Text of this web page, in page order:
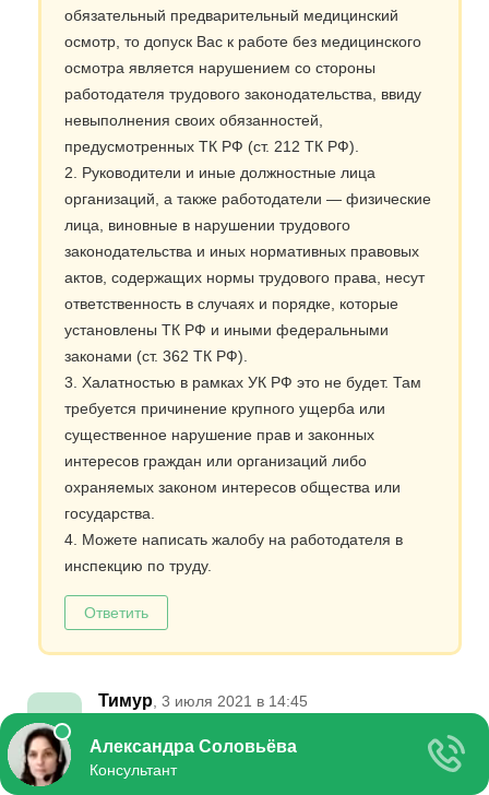
обязательный предварительный медицинский
осмотр, то допуск Вас к работе без медицинского
осмотра является нарушением со стороны
работодателя трудового законодательства, ввиду
невыполнения своих обязанностей,
предусмотренных ТК РФ (ст. 212 ТК РФ).
2. Руководители и иные должностные лица
организаций, а также работодатели — физические
лица, виновные в нарушении трудового
законодательства и иных нормативных правовых
актов, содержащих нормы трудового права, несут
ответственность в случаях и порядке, которые
установлены ТК РФ и иными федеральными
законами (ст. 362 ТК РФ).
3. Халатностью в рамках УК РФ это не будет. Там
требуется причинение крупного ущерба или
существенное нарушение прав и законных
интересов граждан или организаций либо
охраняемых законом интересов общества или
государства.
4. Можете написать жалобу на работодателя в
инспекцию по труду.
Ответить
Тимур, 3 июля 2021 в 14:45
Добрый день ,подскажите пожалуйста, у меня рак 4